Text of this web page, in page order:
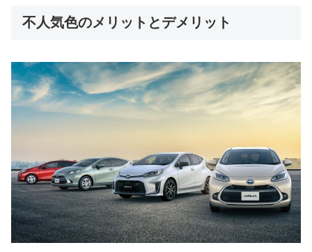
不人気色のメリットとデメリット